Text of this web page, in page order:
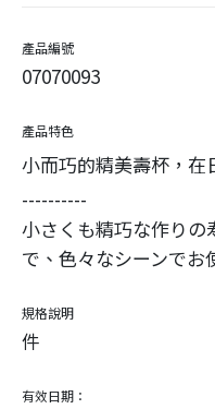
產品編號
07070093
產品特色
小而巧的精美壽杯，在
----------
小さくも精巧な作りの
で、色々なシーンでお
規格說明
件
有效日期：